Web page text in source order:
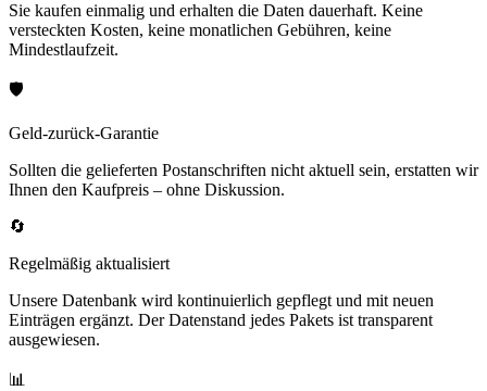
Sie kaufen einmalig und erhalten die Daten dauerhaft. Keine
versteckten Kosten, keine monatlichen Gebühren, keine
Mindestlaufzeit.
🛡️
Geld-zurück-Garantie
Sollten die gelieferten Postanschriften nicht aktuell sein, erstatten wir
Ihnen den Kaufpreis – ohne Diskussion.
🔄
Regelmäßig aktualisiert
Unsere Datenbank wird kontinuierlich gepflegt und mit neuen
Einträgen ergänzt. Der Datenstand jedes Pakets ist transparent
ausgewiesen.
📊